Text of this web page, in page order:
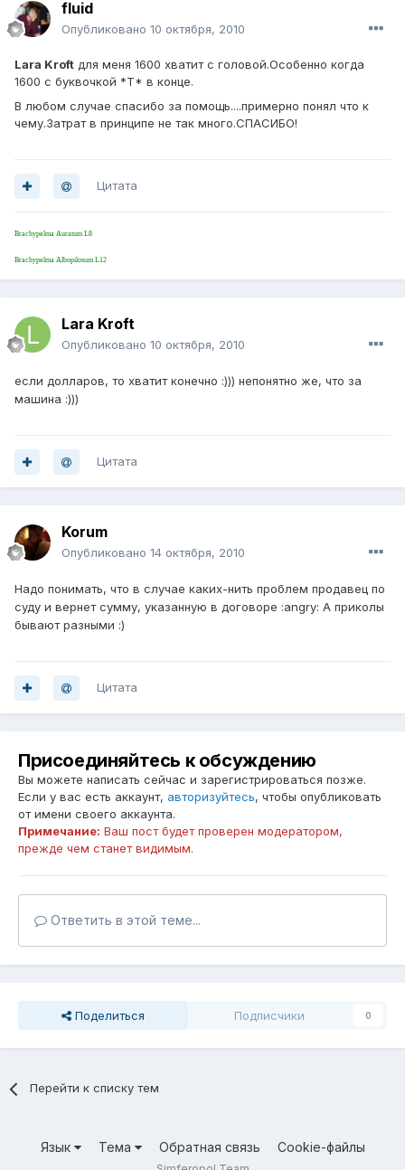
fluid
Опубликовано 10 октября, 2010
Lara Kroft для меня 1600 хватит с головой.Особенно когда
1600 с буквочкой *T* в конце.
В любом случае спасибо за помощь....примерно понял что к
чему.Затрат в принципе не так много.СПАСИБО!
Цитата
Brachypelma Auratum L8
Brachypelma Albopilosum L12
Lara Kroft
Опубликовано 10 октября, 2010
если долларов, то хватит конечно :))) непонятно же, что за
машина :)))
Цитата
Korum
Опубликовано 14 октября, 2010
Надо понимать, что в случае каких-нить проблем продавец по
суду и вернет сумму, указанную в договоре :angry: А приколы
бывают разными :)
Цитата
Присоединяйтесь к обсуждению
Вы можете написать сейчас и зарегистрироваться позже.
Если у вас есть аккаунт, авторизуйтесь, чтобы опубликовать
от имени своего аккаунта.
Примечание: Ваш пост будет проверен модератором,
прежде чем станет видимым.
Ответить в этой теме...
Поделиться Подписчики 0
Перейти к списку тем
Язык Тема Обратная связь Cookie-файлы